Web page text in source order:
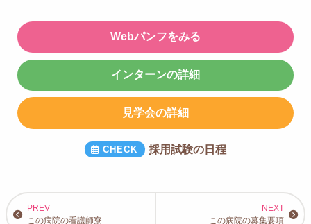
Webパンフをみる
インターンの詳細
見学会の詳細
採用試験の日程
この病院の看護師寮 この病院の募集要項